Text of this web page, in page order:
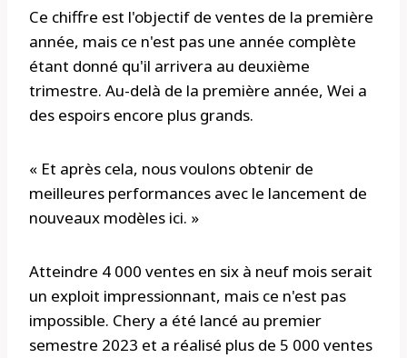
Ce chiffre est l'objectif de ventes de la première
année, mais ce n'est pas une année complète
étant donné qu'il arrivera au deuxième
trimestre. Au-delà de la première année, Wei a
des espoirs encore plus grands.
« Et après cela, nous voulons obtenir de
meilleures performances avec le lancement de
nouveaux modèles ici. »
Atteindre 4 000 ventes en six à neuf mois serait
un exploit impressionnant, mais ce n'est pas
impossible. Chery a été lancé au premier
semestre 2023 et a réalisé plus de 5 000 ventes